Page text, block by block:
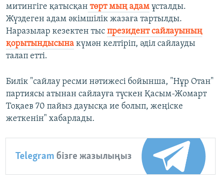
митингіге қатысқан төрт мың адам ұсталды.
Жүздеген адам әкімшілік жазаға тартылды.
Наразылар кезектен тыс президент сайлауының
қорытындысына күмән келтіріп, әділ сайлауды
талап етті.
Билік "сайлау ресми нәтижесі бойынша, "Нұр Отан"
партиясы атынан сайлауға түскен Қасым-Жомарт
Тоқаев 70 пайыз дауысқа ие болып, жеңіске
жеткенін" хабарлады.
Telegram бізге жазылыңыз